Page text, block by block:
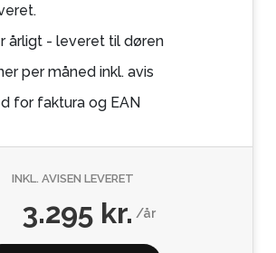
årligt - leveret til døren
per måned inkl. avis
for faktura og EAN
INKL. AVISEN LEVERET
3.295 kr./år